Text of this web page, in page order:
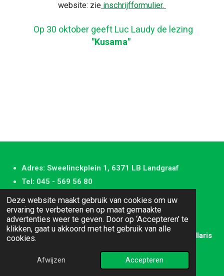
Deze website maakt gebruik van cookies om uw
ervaring te verbeteren en op maat gemaakte
advertenties weer te geven. Door op ‘Accepteren’ te
klikken, gaat u akkoord met het gebruik van alle
cookies.
Afwijzen Accepteren
website: zie inschrijfformulier.
Op 30 oktober geeft Luc Laudy de lezing
"Kusama"
Adres: Sweelinckplein 1, 6371 LB Landgraaf
Tel: 045 - 569 56 80
E-mail: gildelandgraaf@gmail.com
Website:www.servicegilde-landgraaf.nl
K.v.K.-nummer: 41073218
© 2025 Service Gilde Landgraaf Design: Jos Collaris